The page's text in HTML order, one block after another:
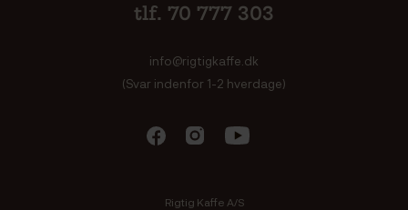
tlf. 70 777 303
info@rigtigkaffe.dk
(Svar indenfor 1-2 hverdage)
Rigtig Kaffe A/S